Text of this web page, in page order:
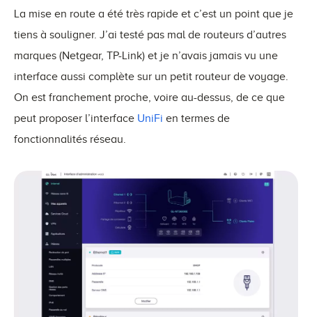
La mise en route a été très rapide et c’est un point que je
tiens à souligner. J’ai testé pas mal de routeurs d’autres
marques (Netgear, TP-Link) et je n’avais jamais vu une
interface aussi complète sur un petit routeur de voyage.
On est franchement proche, voire au-dessus, de ce que
peut proposer l’interface UniFi en termes de
fonctionnalités réseau.